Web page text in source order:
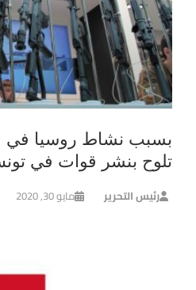
بسبب نشاط روسيا في
تلوح بنشر قوات في
رئيس التحرير مايو 30, 2020